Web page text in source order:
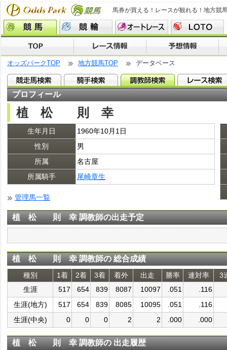
馬券が買える！レースが観れる！地方競
オッズパークTOP 地方競馬TOP データベース
プロフィール
植 松 則 幸
生年月日
1960年10月1日
性別
男
所属
名古屋
所属騎手
尾崎章生
管理馬一覧
植 松 則 幸 調教師の出走予定
植 松 則 幸 調教師の 総合成績
種別 1着 2着 3着 着外 出走 勝率 連対率
3
生涯
517 654 839 8087 10097 .051
.116
生涯(地方)
517 654 839 8085 10095 .051
.116
生涯(中央)
0 0 0 2 2 .000 .000
植 松 則 幸 調教師の 出走履歴